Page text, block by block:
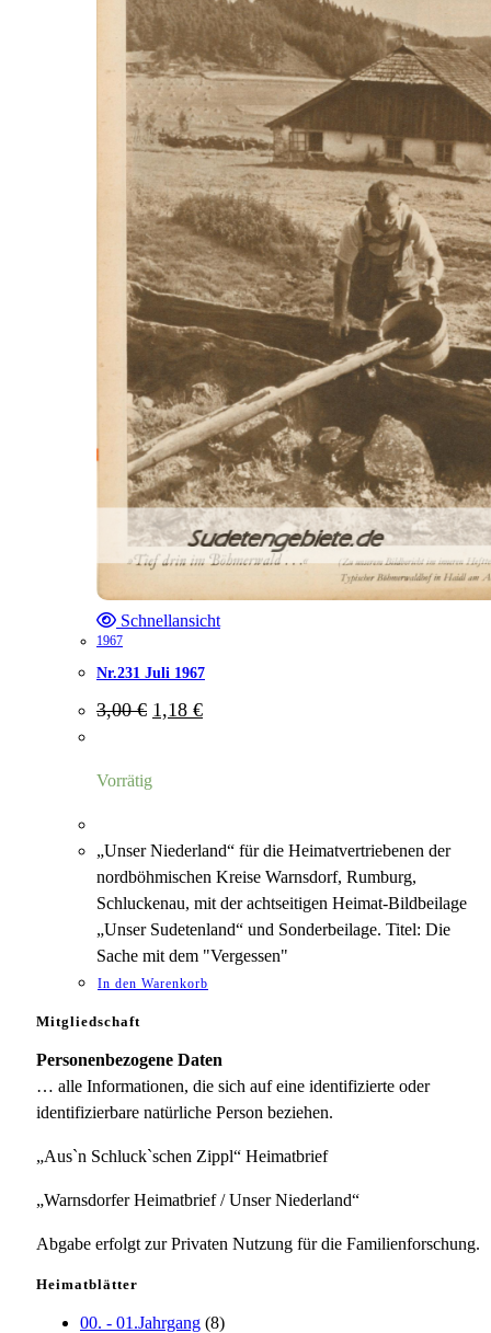
Schnellansicht
1967
Nr.231 Juli 1967
3,00€ Ursprünglicher
Preis
1,18 €Aktueller
Preis
Vorrätig
„Unser Niederland“ für die Heimatvertriebenen der
nordböhmischen Kreise Warnsdorf, Rumburg,
Schluckenau, mit der achtseitigen Heimat-Bildbeilage
„Unser Sudetenland“ und Sonderbeilage. Titel: Die
Sache mit dem "Vergessen"
In den Warenkorb
Mitgliedschaft
Personenbezogene Daten
… alle Informationen, die sich auf eine identifizierte oder
identifizierbare natürliche Person beziehen.
„Aus`n Schluck`schen Zippl“ Heimatbrief
„Warnsdorfer Heimatbrief / Unser Niederland“
Abgabe erfolgt zur Privaten Nutzung für die Familienforschung.
Heimatblätter
00. - 01.Jahrgang (8)